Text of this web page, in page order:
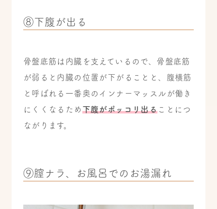
⑧下腹が出る
骨盤底筋は内臓を支えているので、骨盤底筋
が弱ると内臓の位置が下がることと、腹横筋
と呼ばれる一番奥のインナーマッスルが働き
にくくなるため下腹がポッコリ出る ことにつ
ながります。
⑨膣ナラ、お風呂でのお湯漏れ